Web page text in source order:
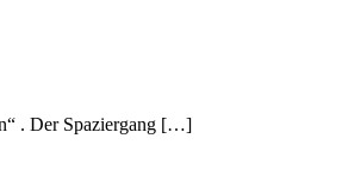
. Der Spaziergang […]